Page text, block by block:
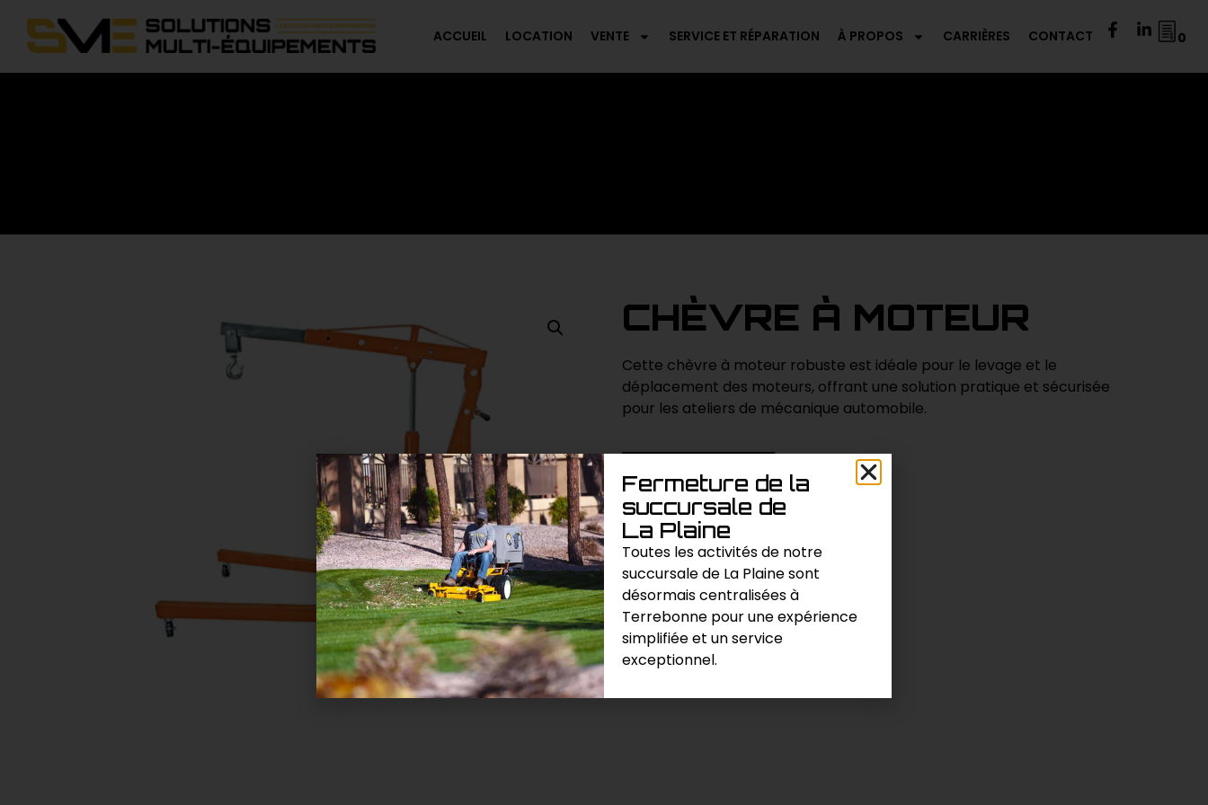
0
ACCUEIL LOCATION VENTE SERVICE ET RÉPARATION À PROPOS CARRIÈRES CONTACT
CHÈVRE À MOTEUR
Cette chèvre à moteur robuste est idéale pour le levage et le
déplacement des moteurs, offrant une solution pratique et sécurisée
pour les ateliers de mécanique automobile.
Demande de prix
Catégories : Manutention
Fermeture de la
succursale de
La Plaine
Toutes les activités de notre
succursale de La Plaine sont
désormais centralisées à
Terrebonne pour une expérience
simplifiée et un service
exceptionnel.